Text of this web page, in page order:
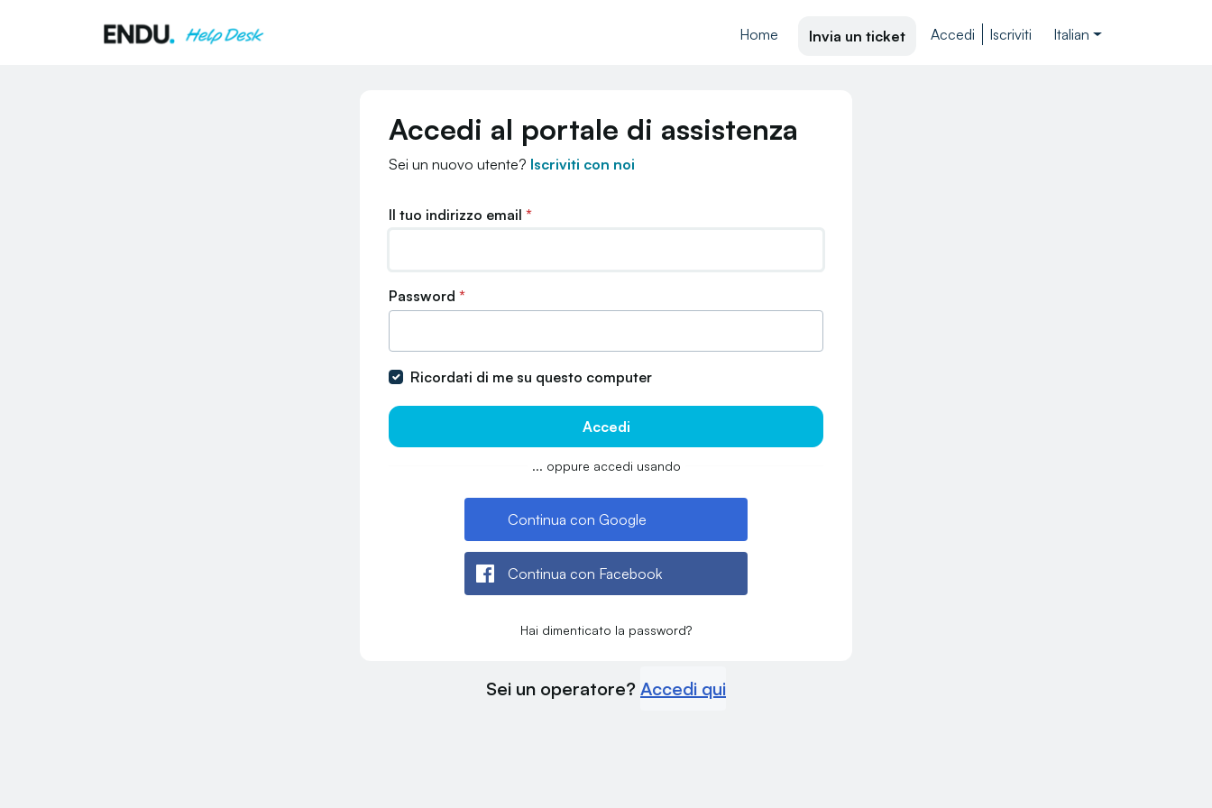
Home
Invia un ticket Accedi Iscriviti Italian
Accedi al portale di assistenza
Sei un nuovo utente? Iscriviti con noi
Il tuo indirizzo email *
Password *
Ricordati di me su questo computer
Accedi
... oppure accedi usando
Continua con Google
Continua con Facebook
Hai dimenticato la password?
Sei un operatore? Accedi qui